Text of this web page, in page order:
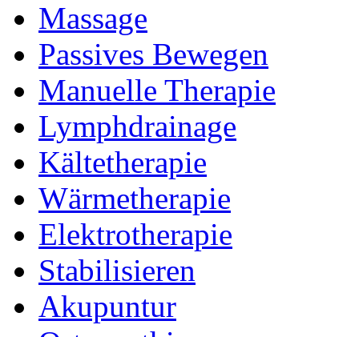
Massage
Passives Bewegen
Manuelle Therapie
Lymphdrainage
Kältetherapie
Wärmetherapie
Elektrotherapie
Stabilisieren
Akupuntur